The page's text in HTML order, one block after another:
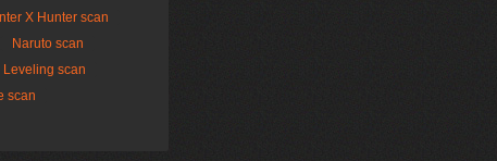
X Hunter scan
Naruto scan
Leveling scan
scan